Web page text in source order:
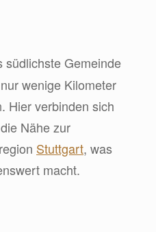
südlichste Gemeinde
nur wenige Kilometer
Hier verbinden sich
Nähe zur
Stuttgart, was
macht.